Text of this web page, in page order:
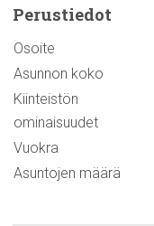
Perustiedot
Osoite
Asunnon koko
Kiinteistön
ominaisuudet
Vuokra
Asuntojen määrä